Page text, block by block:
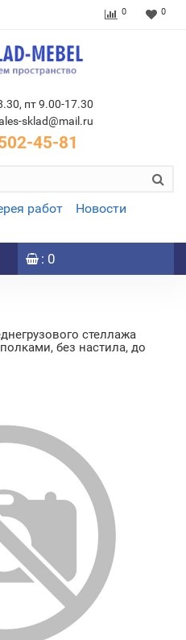
0 0
пт 9.00-17.30
sklad@mail.ru
45-81
работ
Новости
: 0
стеллажа
без настила, до